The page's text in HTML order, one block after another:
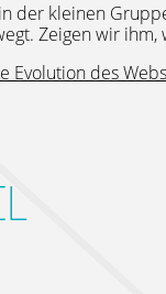
der kleinen
Zeigen wir ihm,
des